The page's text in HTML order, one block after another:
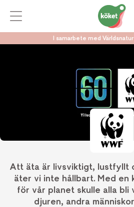
I samarbete med
Att äta är livsviktigt, lustfyllt
äter vi inte hållbart. Med en
för vår planet skulle alla bli
djuren, andra